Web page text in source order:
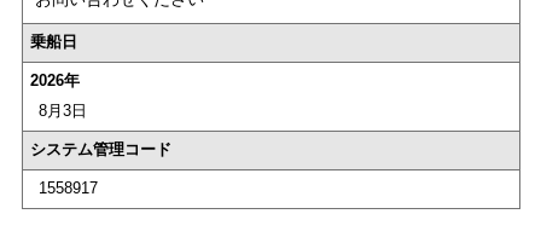
乗船日
2026年
8月3日
システム管理コード
1558917